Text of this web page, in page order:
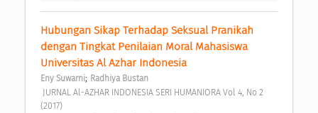
Hubungan Sikap Terhadap Seksual Pranikah
dengan Tingkat Penilaian Moral Mahasiswa
Universitas Al Azhar Indonesia
Eny Suwarni; Radhiya Bustan
(2017)